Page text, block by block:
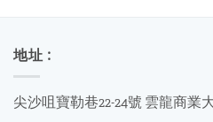
地址 :
尖沙咀寶勒巷22-24號 雲龍商業